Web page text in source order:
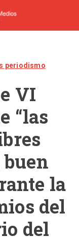
periodismo
VI
“las
la
del
del